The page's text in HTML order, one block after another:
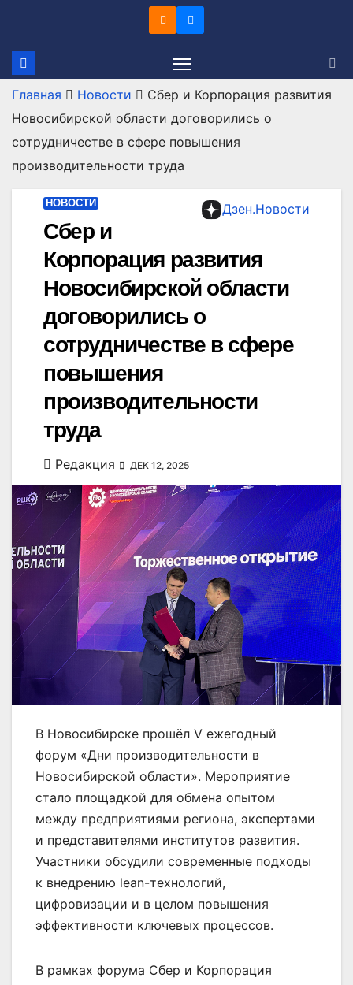
содержимому
Главная Новости
Сбер и Корпорация развития
Новосибирской области договорились о
сотрудничестве в сфере повышения
производительности труда
Дзен.Новости
НОВОСТИ
Сбер и
Корпорация развития
Новосибирской области
договорились о
сотрудничестве в сфере
повышения
производительности
труда
Редакция ДЕК 12, 2025
В Новосибирске прошёл V ежегодный
форум «Дни производительности в
Новосибирской области». Мероприятие
стало площадкой для обмена опытом
между предприятиями региона, экспертами
и представителями институтов развития.
Участники обсудили современные подходы
к внедрению lean-технологий,
цифровизации и в целом повышения
эффективности ключевых процессов.
В рамках форума Сбер и Корпорация